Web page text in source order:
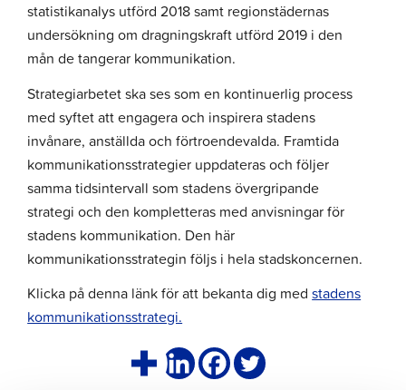
statistikanalys utförd 2018 samt regionstädernas
undersökning om dragningskraft utförd 2019 i den
mån de tangerar kommunikation.
Strategiarbetet ska ses som en kontinuerlig process
med syftet att engagera och inspirera stadens
invånare, anställda och förtroendevalda. Framtida
kommunikationsstrategier uppdateras och följer
samma tidsintervall som stadens övergripande
strategi och den kompletteras med anvisningar för
stadens kommunikation. Den här
kommunikationsstrategin följs i hela stadskoncernen.
Klicka på denna länk för att bekanta dig medstadens
kommunikationsstrategi.